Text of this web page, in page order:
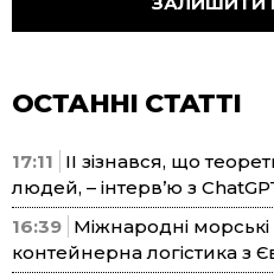
ОСТАННІ СТАТТІ
17:11
ІІ зізнався, що
людей, – інтерв’ю з
16:39 Міжнародні
контейнерна логістика з